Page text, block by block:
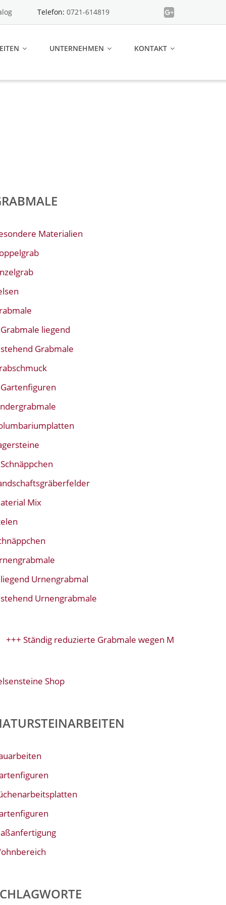
Telefon: 0721-614819
UNTERNEHMEN KONTAKT
Materialien
Grabmale liegend
stehend Grabmale
Gartenfiguren
Schnäppchen
Mix
liegend Urnengrabmal
stehend Urnengrabmale
Ständig reduzierte Grabmale wegen Modellwechsel+++
Shop